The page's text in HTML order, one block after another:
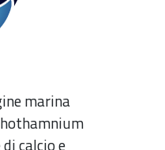
marina
calcio e